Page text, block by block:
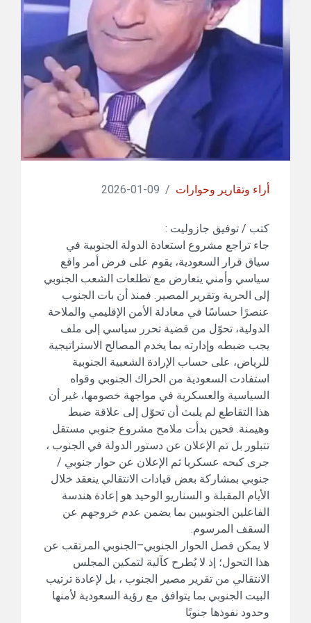
أراء وتقارير وحوارات /
09-01-2026
كتب / توفيق جازوليت :
جاء تراجع مشروع استعادة الدولة الجنوبية في
سياق قرار السعودية، يقوم على فرض أمر واقع
سياسي وأمني يتعارض مع تطلعات الشعب الجنوبي
إلى الحرية وتقرير المصير. فمنذ أن بات الجنوب
عنصرًا حساسًا في معادلة الأمن الإقليمي والملاحة
الدولية، تحوّل من قضية تحرر سياسي إلى ملف
يجب ضبطه وإدارته بما يخدم المصالح الاستراتيجية
للرياض، على حساب الإرادة الشعبية الجنوبية
استفادت السعودية من الحراك الجنوبي وقواه
السياسية والعسكرية في مواجهة خصومها، غير أن
هذا التقاطع لم يلبث أن تحوّل إلى علاقة ضبط
وهيمنة. فحين بدأت ملامح مشروع جنوبي مستقل
تتبلور بل تم الإعلان عن دستور الدولة في الجنوب ،
جرى كبحه عسكريا ثم الإعلان عن حوار جنوبي /
جنوبي بمشاركة بعض قيادات الانتقالي ينعقد خلال
الأيام المقبلة و السناريو الوحيد هو إعادة هندسة
الفاعلين الجنوبيين بما يضمن عدم خروجهم عن
السقف المرسوم.
لا يمكن فصل الحوار الجنوبي–الجنوبي المرتقب عن
هذا التحول؛ إذ لا يُطرح كآلية لتمكين المجلس
الانتقالي من تقرير مصير الجنوب ، بل لإعادة ترتيب
البيت الجنوبي بما يتوافق مع رؤية السعودية لأمنها
وحدود نفوذها جنوبًا